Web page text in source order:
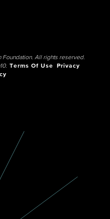
All rights reserved.
Terms Of Use
Privacy